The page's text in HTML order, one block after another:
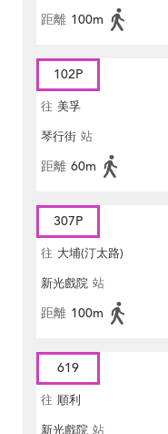
距離 100m
102P
往 美孚
琴行街 站
距離 60m
307P
往 大埔(汀太路)
新光戲院 站
距離 100m
619
往 順利
新光戲院 站